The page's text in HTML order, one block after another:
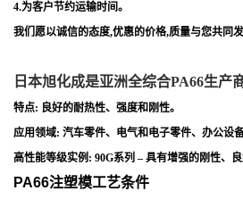
4.为客户节约运输时间。
我们愿以诚信的态度,优惠的价格,质量与您共同
日本旭化成是亚洲全综合PA66生产
特点: 良好的耐热性、强度和刚性。
应用领域: 汽车零件、电气和电子零件、办公设备
高性能等级实例: 90G系列 – 具有增强的刚性、
PA66注塑模工艺条件